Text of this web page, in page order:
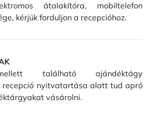
átalakítóra, mobiltelefon
kérjük forduljon a recepcióhoz.
található ajándéktágy
recepció nyitvatartása alatt tud apró
vásárolni.